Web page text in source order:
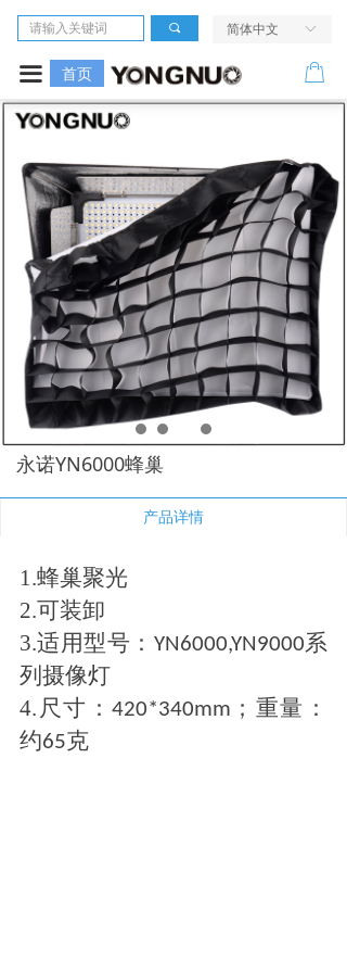
끀
首页
相机
镜头
LED摄像灯
闪光灯
无线引闪系统
电源及配件
走进我们
服务与支持
活动中心
下载与支持
app下载
ꂆ
首页
끠 ꀅ
简体中文
永诺YN6000蜂巢
产品详情
1.蜂巢聚光
2.可装卸
3.适用型号： YN6000,YN9000系
列摄像灯
4.尺寸：420*340mm ；重量：
约65克